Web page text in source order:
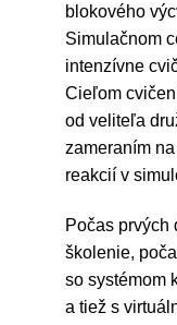
blokového
Simulačnom
intenzívne
Cieľom
od veliteľa
zameraním
reakcií v
Počas prvých
školenie,
so systémom
a tiež s